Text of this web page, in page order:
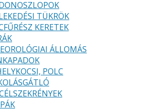
TÜKRÖK
KERETEK
ÁLLOMÁS
POLC